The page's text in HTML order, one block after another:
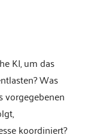
KI, um das
Was
vorgegebenen
koordiniert?